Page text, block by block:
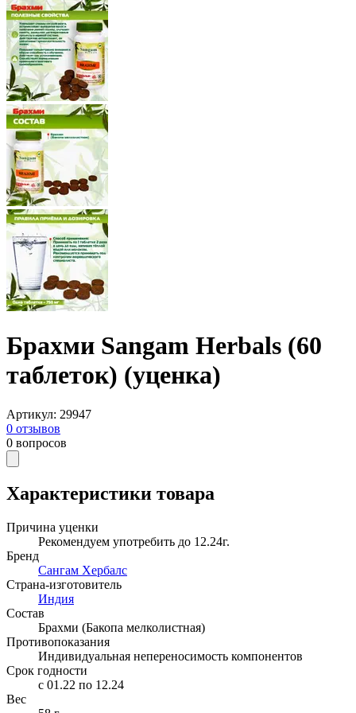
Брахми Sangam Herbals (60
таблеток) (уценка)
Артикул: 29947
0 отзывов
0 вопросов
Характеристики товара
Причина уценки
Рекомендуем употребить до 12.24г.
Бренд
Сангам Хербалс
Страна-изготовитель
Индия
Состав
Брахми (Бакопа мелколистная)
Противопоказания
Индивидуальная непереносимость компонентов
Срок годности
c 01.22 по 12.24
Вес